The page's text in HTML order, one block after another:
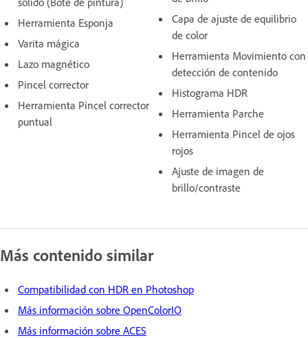
Herramienta Esponja
Varita mágica
Lazo magnético
Pincel corrector
Herramienta Pincel corrector
puntual
Capa de ajuste de equilibrio
de color
Herramienta Movimiento con
detección de contenido
Histograma HDR
Herramienta Parche
Herramienta Pincel de ojos
rojos
Ajuste de imagen de
brillo/contraste
Más contenido similar
Compatibilidad con HDR en Photoshop
Más información sobre OpenColorIO
Más información sobre ACES